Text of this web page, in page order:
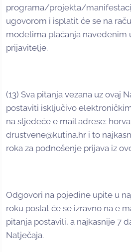
programa/projekta/
ugovorom i isplatit će se na
modelima plaćanja navedenim
prijavitelje.
(13) Sva pitanja vezana uz ovaj
postaviti isključivo
na sljedeće e mail adrese:
drustvene@kutina.hr i to
roka za podnošenje prijava iz
Odgovori na pojedine upite u
roku poslat će se izravno na e
pitanja postavili, a najkasnije 7
Natječaja.